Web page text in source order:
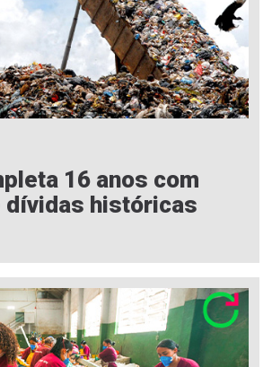
16 anos com
dívidas históricas